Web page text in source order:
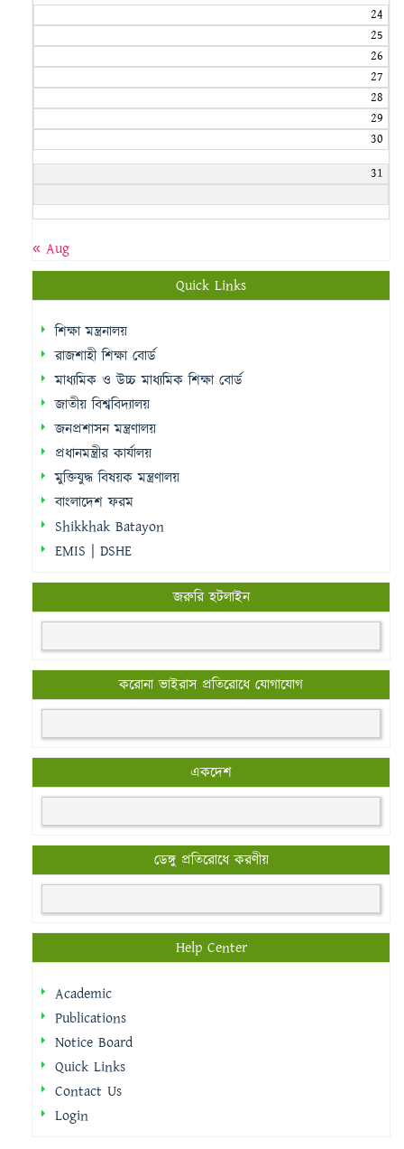
24
25
26
27
28
29
30
31
« Aug
Quick Links
শিক্ষা মন্ত্রনালয়
রাজশাহী শিক্ষা বোর্ড
মাধ্যমিক ও উচ্চ মাধ্যমিক শিক্ষা বোর্ড
জাতীয় বিশ্ববিদ্যালয়
জনপ্রশাসন মন্ত্রণালয়
প্রধানমন্ত্রীর কার্যালয়
মুক্তিযুদ্ধ বিষয়ক মন্ত্রণালয়
বাংলাদেশ ফরম
Shikkhak Batayon
EMIS | DSHE
জরুরি হটলাইন
করোনা ভাইরাস প্রতিরোধে যোগাযোগ
একদেশ
ডেঙ্গু প্রতিরোধে করণীয়
Help Center
Academic
Publications
Notice Board
Quick Links
Contact Us
Login